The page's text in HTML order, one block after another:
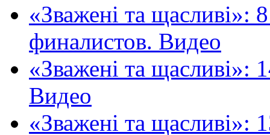
«Зважені та щасливі»:
финалистов. Видео
«Зважені та щасливі»:
Видео
«Зважені та